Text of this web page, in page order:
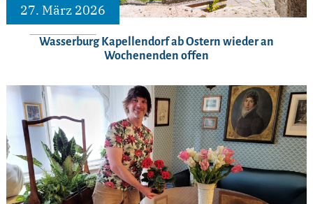
27. März 2026
Wasserburg Kapellendorf ab Ostern wieder an
Wochenenden offen